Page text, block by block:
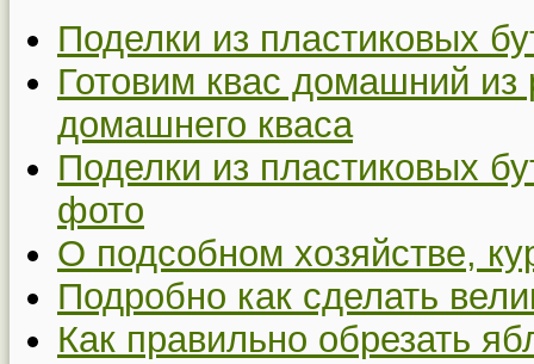
Поделки из пластиковых
Готовим квас домашний
домашнего кваса
Поделки из пластиковых
фото
О подсобном хозяйстве,
Подробно как сделать
Как правильно обрезать